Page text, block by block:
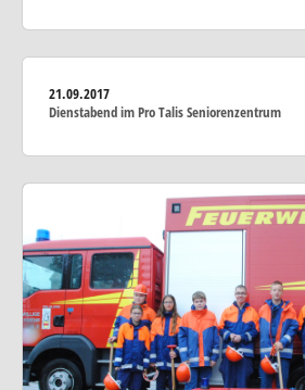
21.09.2017
Dienstabend im Pro Talis Seniorenzentrum